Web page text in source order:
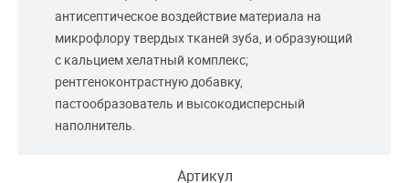
Артикул
антисептическое воздействие материала на
микрофлору твердых тканей зуба, и образующий
с кальцием хелатный комплекс;
рентгеноконтрастную добавку,
пастообразователь и высокодисперсный
наполнитель.